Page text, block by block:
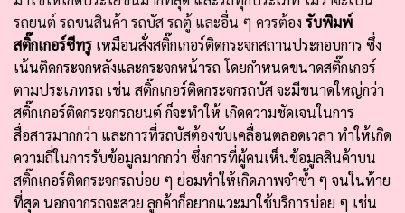
รถยนต์ รถขนสินค้า รถบัส รถตู้ และอื่น ๆ ควรต้อง รับพิมพ์
สติ๊กเกอร์ซีทรู เหมือนสั่งสติ๊กเกอร์ติดกระจกสถานประกอบการ ซึ่ง
เน้นติดกระจกหลังและกระจกหน้ารถ โดยกำหนดขนาดสติ๊กเกอร์
ตามประเภทรถ เช่น สติ๊กเกอร์ติดกระจกรถบัส จะมีขนาดใหญ่กว่า
สติ๊กเกอร์ติดกระจกรถยนต์ ก็จะทำให้ เกิดความชัดเจนในการ
สื่อสารมากกว่า และการที่รถบัสต้องขับเคลื่อนตลอดเวลา ทำให้เกิด
ความถี่ในการรับข้อมูลมากกว่า ซึ่งการที่ผู้คนเห็นข้อมูลสินค้าบน
สติ๊กเกอร์ติดกระจกรถบ่อย ๆ ย่อมทำให้เกิดภาพจำซ้ำ ๆ จนในท้าย
ที่สุด นอกจากรถจะสวย ลูกค้าก็อยากแวะมาใช้บริการบ่อย ๆ เช่น